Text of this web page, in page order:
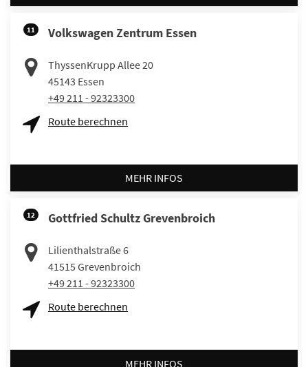
11 Volkswagen Zentrum Essen
ThyssenKrupp Allee 20
45143 Essen
+49 211 - 92323300
Route berechnen
MEHR INFOS
12 Gottfried Schultz Grevenbroich
Lilienthalstraße 6
41515 Grevenbroich
+49 211 - 92323300
Route berechnen
MEHR INFOS